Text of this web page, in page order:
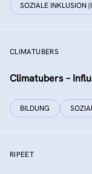
SOZIALE INKLUSION
CLIMATUBERS
Climatubers –
BILDUNG
RIPEET